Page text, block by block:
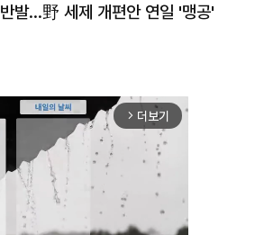
반발…野 세제 개편안 연일 '맹공'
arrow_forward_ios 더보기